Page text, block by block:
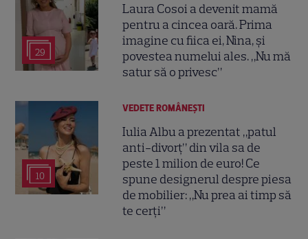
29
Laura Cosoi a devenit mamă
pentru a cincea oară. Prima
imagine cu fiica ei, Nina, și
povestea numelui ales. „Nu mă
satur să o privesc”
10
VEDETE ROMÂNEŞTI
Iulia Albu a prezentat „patul
anti-divorț” din vila sa de
peste 1 milion de euro! Ce
spune designerul despre piesa
de mobilier: „Nu prea ai timp să
te cerți”